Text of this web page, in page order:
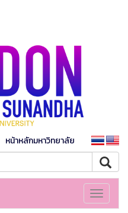
หน้าหลักมหาวิทยาลัย
Toggle